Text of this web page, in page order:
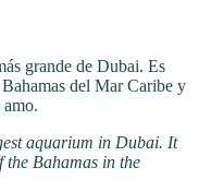
grande de Dubai. Es
del Mar Caribe y
amo.
aquarium in Dubai. It
Bahamas in the